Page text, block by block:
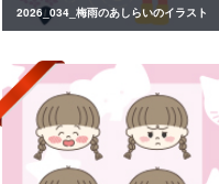
2026_034_梅雨のあしらいのイラスト